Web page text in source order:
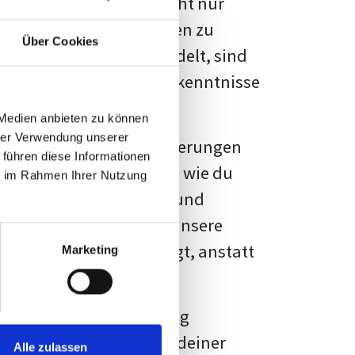
Über Cookies
anbieten zu können
Verwendung unserer
diese Informationen
Rahmen Ihrer Nutzung
Marketing
Alle zulassen
Fakten und Quellen zu
handelt, sind
und Erkenntnisse
vor diesen Herausforderungen
kannst, sondern auch, wie du
Formatierung und
Erwartungen, und unsere
Vorlage zeigt, anstatt
große Herausforderung
wird die Formatierung deiner